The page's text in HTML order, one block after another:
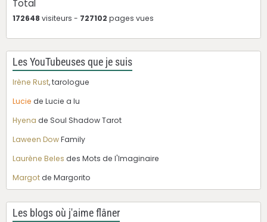
Total
172648 visiteurs - 727102 pages vues
Les YouTubeuses que je suis
Irène Rust, tarologue
Lucie de Lucie a lu
Hyena de Soul Shadow Tarot
Laween DowFamily
Laurène Beles des Mots de l'Imaginaire
Margotde Margorito
Les blogs où j'aime flâner